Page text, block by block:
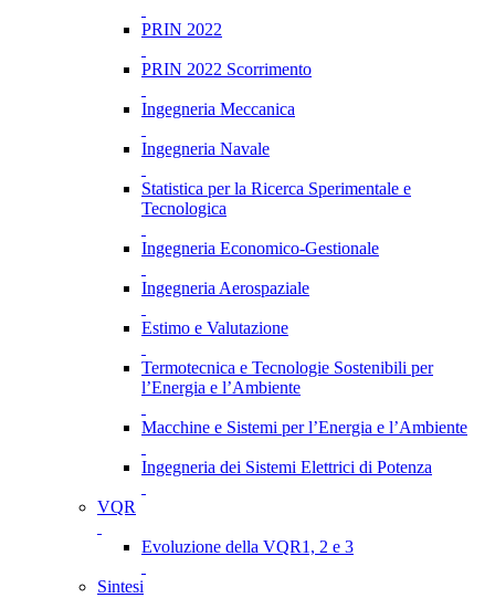
PRIN 2022
PRIN 2022 Scorrimento
Ingegneria Meccanica
Ingegneria Navale
Statistica per la Ricerca Sperimentale e
Tecnologica
Ingegneria Economico-Gestionale
Ingegneria Aerospaziale
Estimo e Valutazione
Termotecnica e Tecnologie Sostenibili per
l’Energia e l’Ambiente
Macchine e Sistemi per l’Energia e l’Ambiente
Ingegneria dei Sistemi Elettrici di Potenza
VQR
Evoluzione della VQR1, 2 e 3
Sintesi